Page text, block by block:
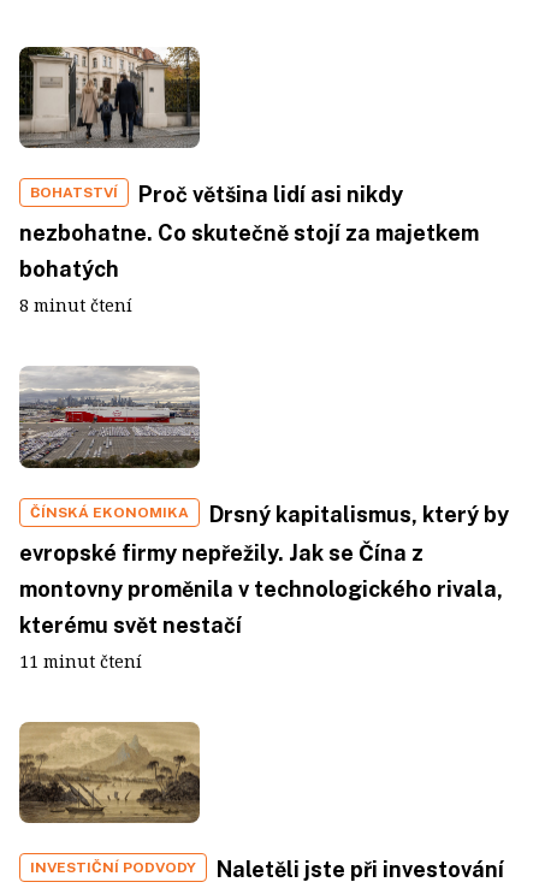
BOHATSTVÍ
Proč většina lidí asi nikdy
nezbohatne. Co skutečně stojí za majetkem
bohatých
8 minut čtení
ČÍNSKÁ EKONOMIKA
Drsný kapitalismus, který by
evropské firmy nepřežily. Jak se Čína z
montovny proměnila v technologického rivala,
kterému svět nestačí
11 minut čtení
INVESTIČNÍ PODVODY
Naletěli jste při investování